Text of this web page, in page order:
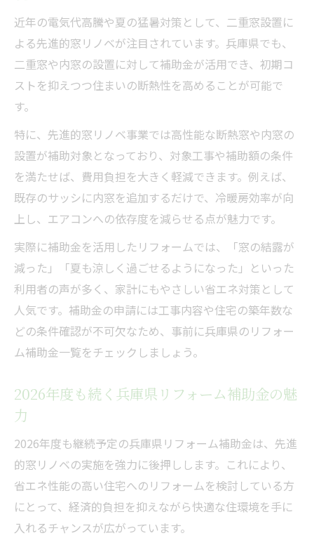
近年の電気代高騰や夏の猛暑対策として、二重窓設置に
よる先進的窓リノベが注目されています。兵庫県でも、
二重窓や内窓の設置に対して補助金が活用でき、初期コ
ストを抑えつつ住まいの断熱性を高めることが可能で
す。
特に、先進的窓リノベ事業では高性能な断熱窓や内窓の
設置が補助対象となっており、対象工事や補助額の条件
を満たせば、費用負担を大きく軽減できます。例えば、
既存のサッシに内窓を追加するだけで、冷暖房効率が向
上し、エアコンへの依存度を減らせる点が魅力です。
実際に補助金を活用したリフォームでは、「窓の結露が
減った」「夏も涼しく過ごせるようになった」といった
利用者の声が多く、家計にもやさしい省エネ対策として
人気です。補助金の申請には工事内容や住宅の築年数な
どの条件確認が不可欠なため、事前に兵庫県のリフォー
ム補助金一覧をチェックしましょう。
2026年度も続く兵庫県リフォーム補助金の魅
力
2026年度も継続予定の兵庫県リフォーム補助金は、先進
的窓リノベの実施を強力に後押しします。これにより、
省エネ性能の高い住宅へのリフォームを検討している方
にとって、経済的負担を抑えながら快適な住環境を手に
入れるチャンスが広がっています。